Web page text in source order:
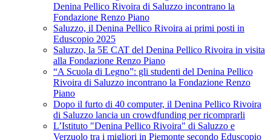
Denina Pellico Rivoira di Saluzzo incontrano la
Fondazione Renzo Piano
Saluzzo, il Denina Pellico Rivoira ai primi posti in
Eduscopio 2025
Saluzzo, la 5E CAT del Denina Pellico Rivoira in visita
alla Fondazione Renzo Piano
“A Scuola di Legno”: gli studenti del Denina Pellico
Rivoira di Saluzzo incontrano la Fondazione Renzo
Piano
Dopo il furto di 40 computer, il Denina Pellico Rivoira
di Saluzzo lancia un crowdfunding per ricomprarli
L’Istituto "Denina Pellico Rivoira" di Saluzzo e
Verzuolo tra i migliori in Piemonte secondo Eduscopio